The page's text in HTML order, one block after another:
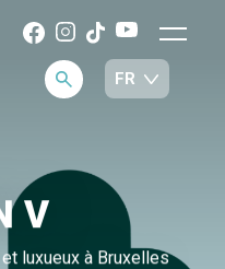
V
luxueux à Bruxelles